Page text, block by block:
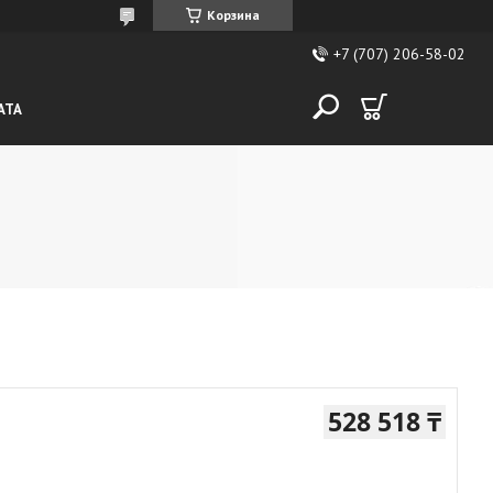
Корзина
+7 (707) 206-58-02
528 518 ₸